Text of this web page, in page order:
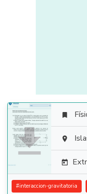




#interaccion-gravitatoria